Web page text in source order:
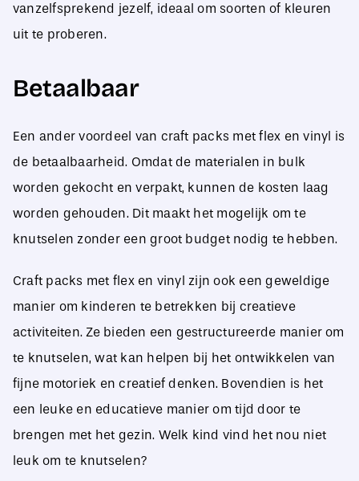
vanzelfsprekend jezelf, ideaal om soorten of kleuren
uit te proberen.
Betaalbaar
Een ander voordeel van craft packs met flex en vinyl is
de betaalbaarheid. Omdat de materialen in bulk
worden gekocht en verpakt, kunnen de kosten laag
worden gehouden. Dit maakt het mogelijk om te
knutselen zonder een groot budget nodig te hebben.
Craft packs met flex en vinyl zijn ook een geweldige
manier om kinderen te betrekken bij creatieve
activiteiten. Ze bieden een gestructureerde manier om
te knutselen, wat kan helpen bij het ontwikkelen van
fijne motoriek en creatief denken. Bovendien is het
een leuke en educatieve manier om tijd door te
brengen met het gezin. Welk kind vind het nou niet
leuk om te knutselen?